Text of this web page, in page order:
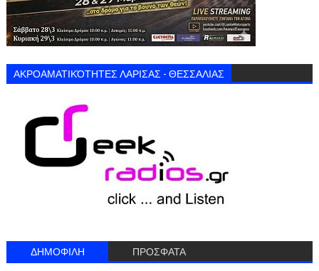
ΑΚΡΟΑΜΑΤΙΚΌΤΗΤΕΣ ΛΑΡΙΣΑΣ - ΘΕΣΣΑΛΙΑΣ
ΔΗΜΟΦΙΛΗ ΠΡΟΣΦΑΤΑ